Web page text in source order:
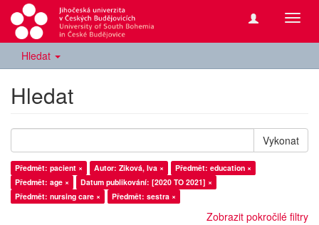
Hledat
Hledat
Vykonat
Předmět: pacient × Autor: Ziková, Iva ×
Předmět: education ×
Předmět: age ×
Datum publikování: [2020 TO 2021] ×
Předmět: nursing care ×
Předmět: sestra ×
Zobrazit pokročilé filtry